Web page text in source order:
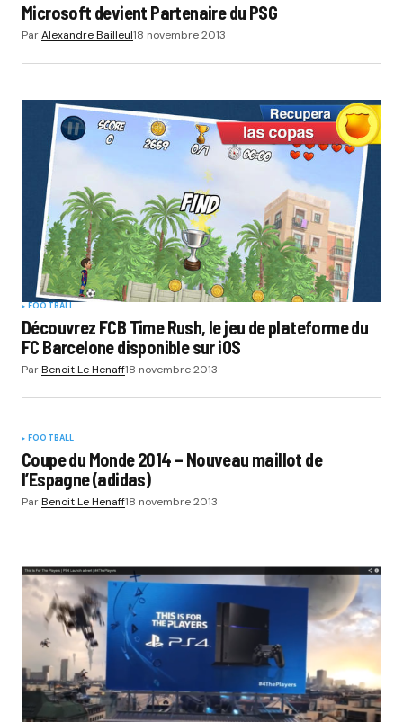
Microsoft devient Partenaire du PSG
ParAlexandre Bailleul18 novembre 2013
FOOTBALL
Découvrez FCB Time Rush, le jeu de plateforme du
FC Barcelone disponible sur iOS
ParBenoit Le Henaff18 novembre 2013
FOOTBALL
Coupe du Monde 2014 – Nouveau maillot de
l’Espagne (adidas)
ParBenoit Le Henaff18 novembre 2013